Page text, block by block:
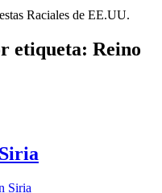
Raciales de EE.UU.
etiqueta: Reino